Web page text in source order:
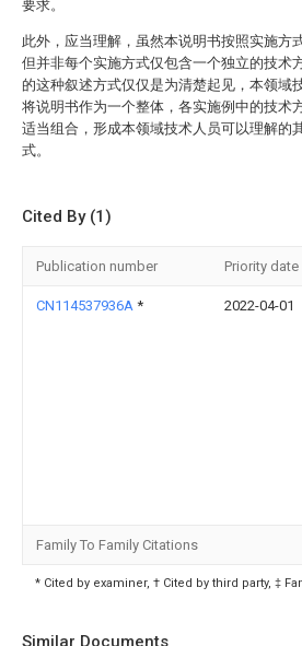
要求。
此外，应当理解，虽然本说明书按照实施方
但并非每个实施方式仅包含一个独立的技术
的这种叙述方式仅仅是为清楚起见，本领域
将说明书作为一个整体，各实施例中的技术
适当组合，形成本领域技术人员可以理解的
式。
Cited By (1)
Publication number Priority date
CN114537936A * 2022-04-01
Family To Family Citations
* Cited by examiner, † Cited by third party, ‡
Similar Documents